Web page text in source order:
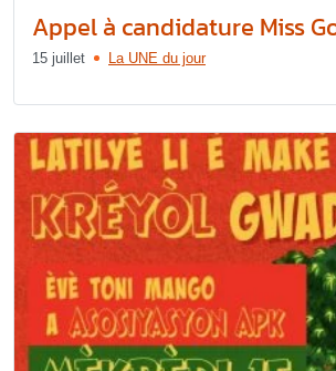
Appel à candidature Miss
15 juillet La UNE du jour